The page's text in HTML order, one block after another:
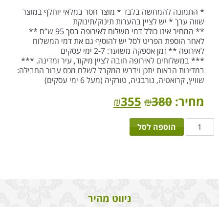
* התמונה להמחשה בלבד * מוצר חסר במלאי יוחלף במוצר
שווה ערך * יש לציין בהערות תינוק/תינוקת
** המחיר אינו כולל דמי משלוח לאירופה בסך 95 ש”ח **
לאחר הוספת הפריט לסל יש להוסיף גם את דמי המשלוח
לאירופה ** זמן אספקה משוער: 2-7 ימי עסקים
*** במשלוחים לאירופה חובה לציין מיקוד, עיר ומדינה. ***
במדינות הבאות יתכן וידרש המקבל לשלם מכס עבור החבילה:
שוויץ, קרואטיה, נורבגיה, טורקיה (מעל 6 ימי עסקים)
מחיר: ₪380
₪355
כמות
הוספה לסל
ניווט מהיר